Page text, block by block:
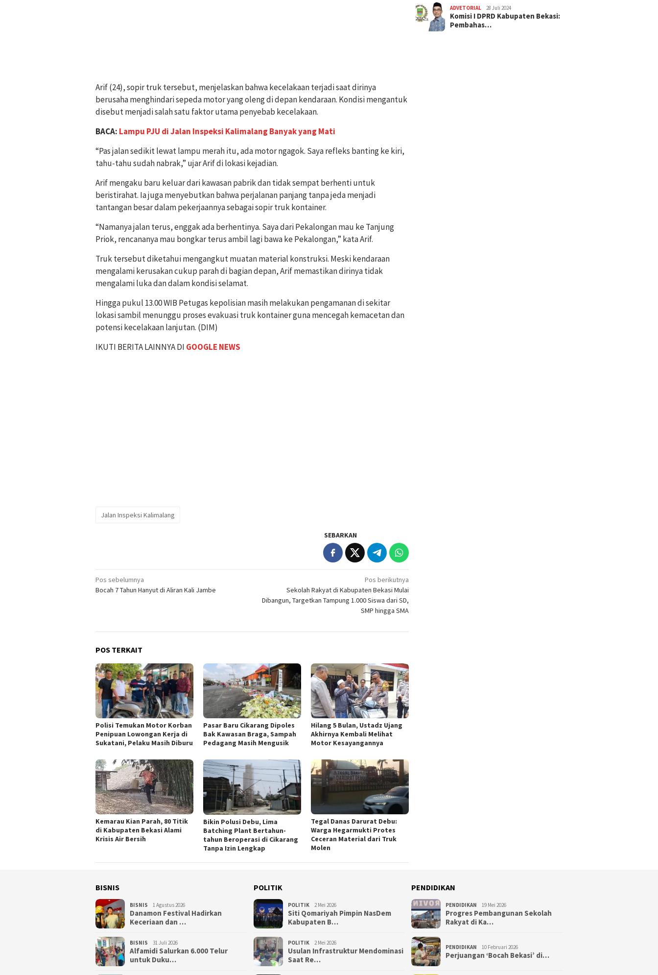
Arif (24), sopir truk tersebut, menjelaskan bahwa kecelakaan terjadi saat dirinya
berusaha menghindari sepeda motor yang oleng di depan kendaraan. Kondisi mengantuk
disebut menjadi salah satu faktor utama penyebab kecelakaan.
BACA: Lampu PJU di Jalan Inspeksi Kalimalang Banyak yang Mati
“Pas jalan sedikit lewat lampu merah itu, ada motor ngagok. Saya refleks banting ke kiri,
tahu-tahu sudah nabrak,” ujar Arif di lokasi kejadian.
Arif mengaku baru keluar dari kawasan pabrik dan tidak sempat berhenti untuk
beristirahat. Ia juga menyebutkan bahwa perjalanan panjang tanpa jeda menjadi
tantangan besar dalam pekerjaannya sebagai sopir truk kontainer.
“Namanya jalan terus, enggak ada berhentinya. Saya dari Pekalongan mau ke Tanjung
Priok, rencananya mau bongkar terus ambil lagi bawa ke Pekalongan,” kata Arif.
Truk tersebut diketahui mengangkut muatan material konstruksi. Meski kendaraan
mengalami kerusakan cukup parah di bagian depan, Arif memastikan dirinya tidak
mengalami luka dan dalam kondisi selamat.
Hingga pukul 13.00 WIB Petugas kepolisian masih melakukan pengamanan di sekitar
lokasi sambil menunggu proses evakuasi truk kontainer guna mencegah kemacetan dan
potensi kecelakaan lanjutan. (DIM)
IKUTI BERITA LAINNYA DI GOOGLE NEWS
Jalan Inspeksi Kalimalang
SEBARKAN
Navigasi
pos
Pos sebelumnya
Bocah 7 Tahun Hanyut di Aliran Kali Jambe
Pos berikutnya
Sekolah Rakyat di Kabupaten Bekasi Mulai
Dibangun, Targetkan Tampung 1.000 Siswa dari SD,
SMP hingga SMA
POS TERKAIT
Polisi Temukan Motor Korban
Penipuan Lowongan Kerja di
Sukatani, Pelaku Masih Diburu
Pasar Baru Cikarang Dipoles
Bak Kawasan Braga, Sampah
Pedagang Masih Mengusik
Hilang 5 Bulan, Ustadz Ujang
Akhirnya Kembali Melihat
Motor Kesayangannya
Kemarau Kian Parah, 80 Titik
di Kabupaten Bekasi Alami
Krisis Air Bersih
Bikin Polusi Debu, Lima
Batching Plant Bertahun-
tahun Beroperasi di Cikarang
Tanpa Izin Lengkap
Tegal Danas Darurat Debu:
Warga Hegarmukti Protes
Ceceran Material dari Truk
Molen
ADVETORIAL 28 Juli 2024
Komisi I DPRD Kabupaten Bekasi:
Pembahas…
BISNIS
BISNIS 1 Agustus 2026
Danamon Festival Hadirkan
Keceriaan dan …
BISNIS 31 Juli 2026
Alfamidi Salurkan 6.000 Telur
untuk Duku…
POLITIK
POLITIK 2 Mei 2026
Siti Qomariyah Pimpin NasDem
Kabupaten B…
POLITIK 2 Mei 2026
Usulan Infrastruktur Mendominasi
Saat Re…
PENDIDIKAN
PENDIDIKAN 19 Mei 2026
Progres Pembangunan Sekolah
Rakyat di Ka…
PENDIDIKAN 10 Februari 2026
Perjuangan ‘Bocah Bekasi’ di…